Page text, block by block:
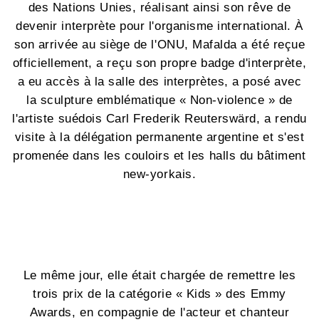
des Nations Unies, réalisant ainsi son rêve de
devenir interprète pour l'organisme international. À
son arrivée au siège de l'ONU, Mafalda a été reçue
officiellement, a reçu son propre badge d'interprète,
a eu accès à la salle des interprètes, a posé avec
la sculpture emblématique « Non-violence » de
l'artiste suédois Carl Frederik Reuterswärd, a rendu
visite à la délégation permanente argentine et s'est
promenée dans les couloirs et les halls du bâtiment
new-yorkais.
Le même jour, elle était chargée de remettre les
trois prix de la catégorie « Kids » des Emmy
Awards, en compagnie de l'acteur et chanteur